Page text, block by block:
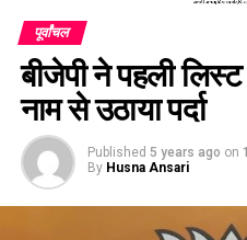
पूर्वांचल
बीजेपी ने पहली
नाम से उठाया पर्दा
Published 5 years ago on
By Husna Ansari